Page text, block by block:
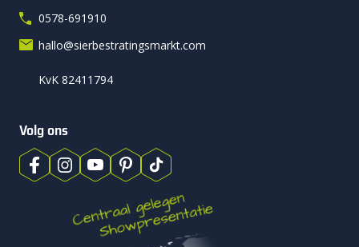
0578-691910
hallo@sierbestratingsmarkt.com
KvK 82411794
Volg ons